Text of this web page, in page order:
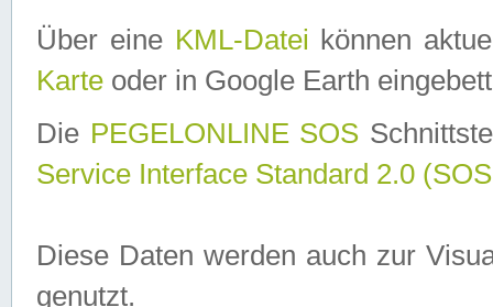
Über eine KML-Datei können
Karte oder in Google Earth
Die PEGELONLINE SOS
Service Interface Standard 2.0
Diese Daten werden auch zur
genutzt.